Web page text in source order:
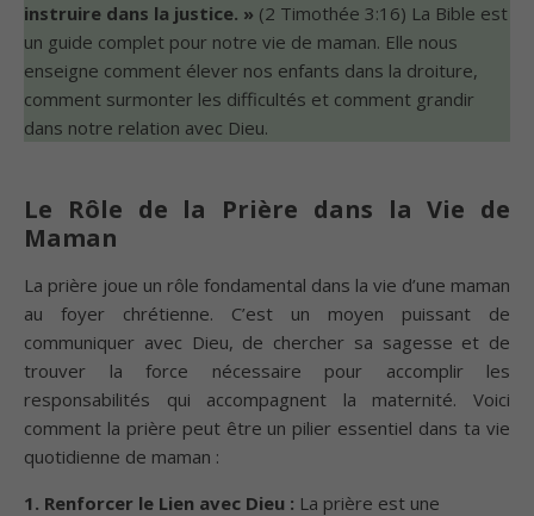
instruire dans la justice. » (2 Timothée 3:16) La Bible est
un guide complet pour notre vie de maman. Elle nous
enseigne comment élever nos enfants dans la droiture,
comment surmonter les difficultés et comment grandir
dans notre relation avec Dieu.
Le Rôle de la Prière dans la Vie de
Maman
La prière joue un rôle fondamental dans la vie d’une maman
au foyer chrétienne. C’est un moyen puissant de
communiquer avec Dieu, de chercher sa sagesse et de
trouver la force nécessaire pour accomplir les
responsabilités qui accompagnent la maternité. Voici
comment la prière peut être un pilier essentiel dans ta vie
quotidienne de maman :
1. Renforcer le Lien avec Dieu : La prière est une